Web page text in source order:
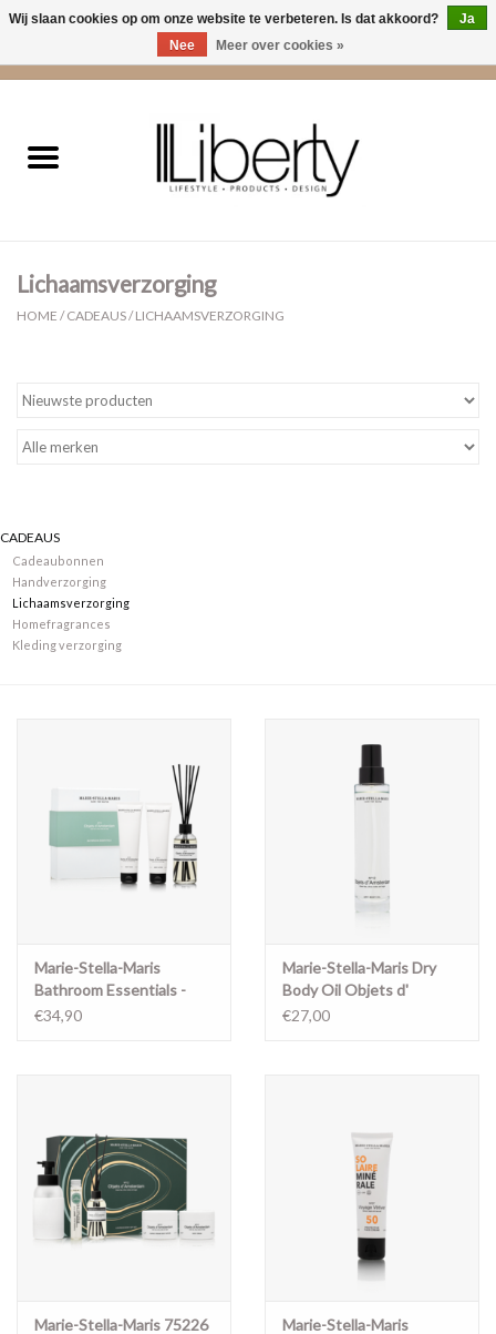
Kleding
Cadeaus
Merken
Lichaamsverzorging
HOME /CADEAUS/LICHAAMSVERZORGING
CADEAUS
Cadeaubonnen
Handverzorging
Lichaamsverzorging
Homefragrances
Kleding verzorging
Marie-Stella-Maris
Bathroom Essentials -
Objets d'Amsterdam
€34,90
Marie-Stella-Maris Dry
Body Oil Objets d'
Amsterdam 100 ml
€27,00
Marie-Stella-Maris 75226
Marie-Stella-Maris
Wij slaan cookies op om onze website te verbeteren. Is dat akkoord?
Ja
Nee
Meer over cookies »